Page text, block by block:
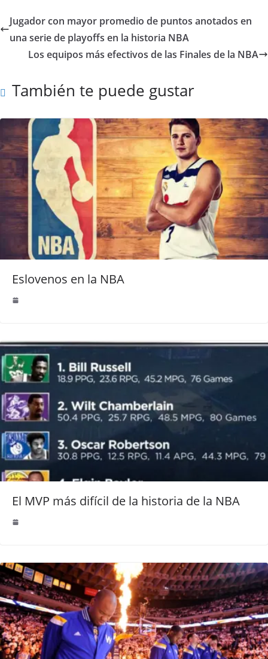
Jugador con mayor promedio de puntos anotados en
una serie de playoffs en la historia NBA
Los equipos más efectivos de las Finales de la NBA
También te puede gustar
Eslovenos en la NBA
El MVP más difícil de la historia de la NBA